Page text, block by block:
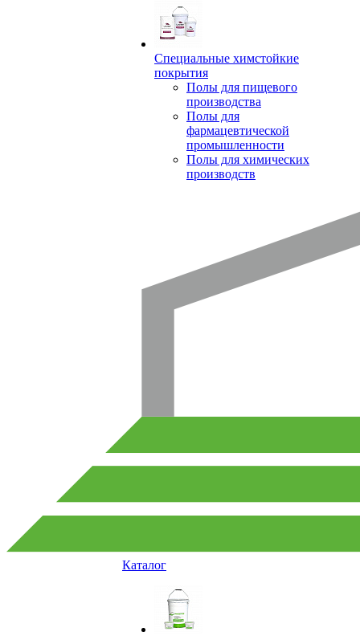
Специальные химстойкие
покрытия
Полы для пищевого
производства
Полы для
фармацевтической
промышленности
Полы для химических
производств
Каталог